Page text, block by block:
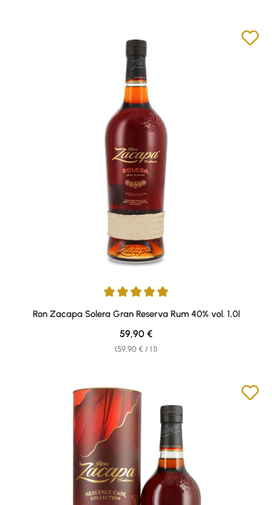
Average rating of 4.92 out of 5 stars
Ron Zacapa Solera Gran Reserva Rum 40% vol. 1,0l
(59,90 € / 1 l)
Regular price:
59,90 €